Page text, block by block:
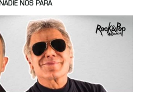
NADIE NOS PARA